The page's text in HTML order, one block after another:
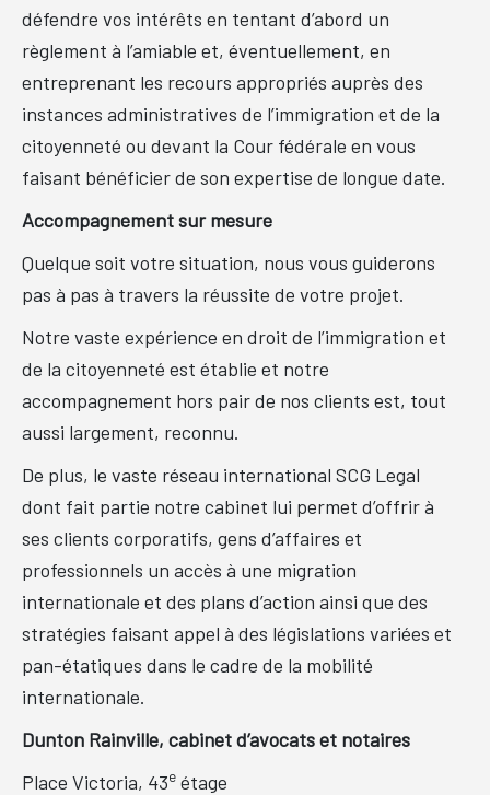
défendre vos intérêts en tentant d’abord un
règlement à l’amiable et, éventuellement, en
entreprenant les recours appropriés auprès des
instances administratives de l’immigration et de la
citoyenneté ou devant la Cour fédérale en vous
faisant bénéficier de son expertise de longue date.
Accompagnement sur mesure
Quelque soit votre situation, nous vous guiderons
pas à pas à travers la réussite de votre projet.
Notre vaste expérience en droit de l’immigration et
de la citoyenneté est établie et notre
accompagnement hors pair de nos clients est, tout
aussi largement, reconnu.
De plus, le vaste réseau international SCG Legal
dont fait partie notre cabinet lui permet d’offrir à
ses clients corporatifs, gens d’affaires et
professionnels un accès à une migration
internationale et des plans d’action ainsi que des
stratégies faisant appel à des législations variées et
pan-étatiques dans le cadre de la mobilité
internationale.
Dunton Rainville, cabinet d’avocats et notaires
Place Victoria, 43e étage